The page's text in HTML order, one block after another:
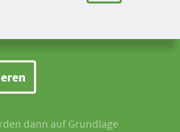
dann auf Grundlage